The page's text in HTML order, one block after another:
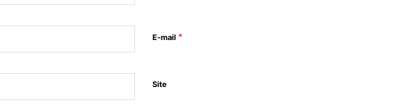
E-mail *
Site